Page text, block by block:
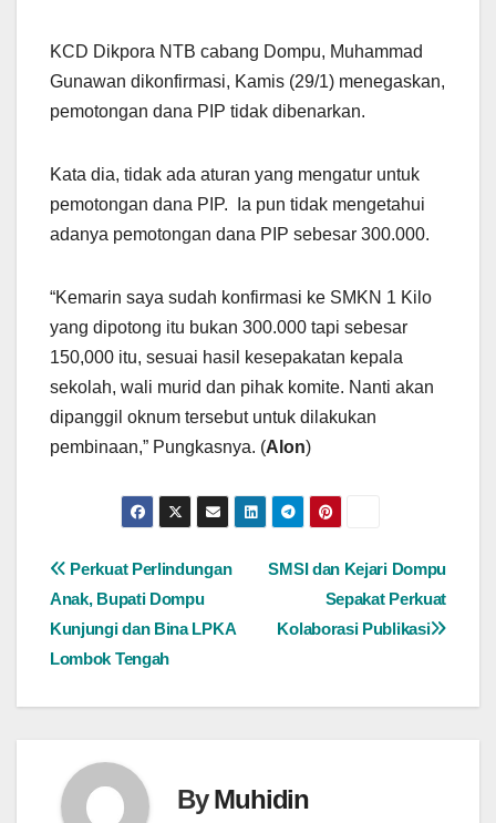
KCD Dikpora NTB cabang Dompu, Muhammad
Gunawan dikonfirmasi, Kamis (29/1) menegaskan,
pemotongan dana PIP tidak dibenarkan.
Kata dia, tidak ada aturan yang mengatur untuk
pemotongan dana PIP. Ia pun tidak mengetahui
adanya pemotongan dana PIP sebesar 300.000.
“Kemarin saya sudah konfirmasi ke SMKN 1 Kilo
yang dipotong itu bukan 300.000 tapi sebesar
150,000 itu, sesuai hasil kesepakatan kepala
sekolah, wali murid dan pihak komite. Nanti akan
dipanggil oknum tersebut untuk dilakukan
pembinaan,” Pungkasnya. (Alon)
Navigasi
pos
SMSI dan Kejari Dompu
Sepakat Perkuat
Kolaborasi Publikasi
Perkuat Perlindungan
Anak, Bupati Dompu
Kunjungi dan Bina LPKA
Lombok Tengah
ByMuhidin